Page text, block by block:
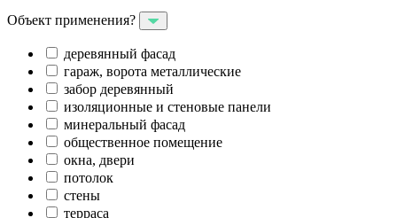
Объект применения?
деревянный фасад
гараж, ворота металлические
забор деревянный
изоляционные и стеновые панели
минеральный фасад
общественное помещение
окна, двери
потолок
стены
терраса